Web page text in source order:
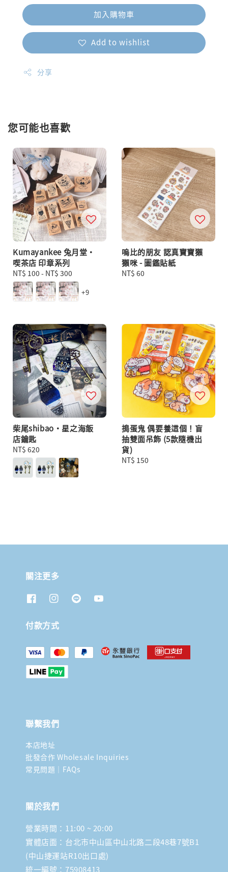
加入購物車
Add to wishlist
分享
您可能也喜歡
Kumayankee 兔月堂・
喫茶店 印章系列
Regular
price
NT$ 100 - NT$ 300
+9
嗚比的朋友 認真寶寶獺
獺咪 - 圖鑑貼紙
Regular
NT$ 60
柴尾shibao・星之海飯
店鑰匙
Regular
price
NT$ 620
搗蛋鬼 偶要養這個！盲
抽雙面吊飾 (5款隨機出
貨)
Regular
NT$ 150
關注更多
付款方式
聯繫我們
本店地址
批發合作 Wholesale Inquiries
常見問題｜FAQs
關於我們
營業時間：11:00 ~ 20:00
實體店面：台北市中山區中山北路二段48巷7號B1
(中山捷運站R10出口處)
統一編號：75908413